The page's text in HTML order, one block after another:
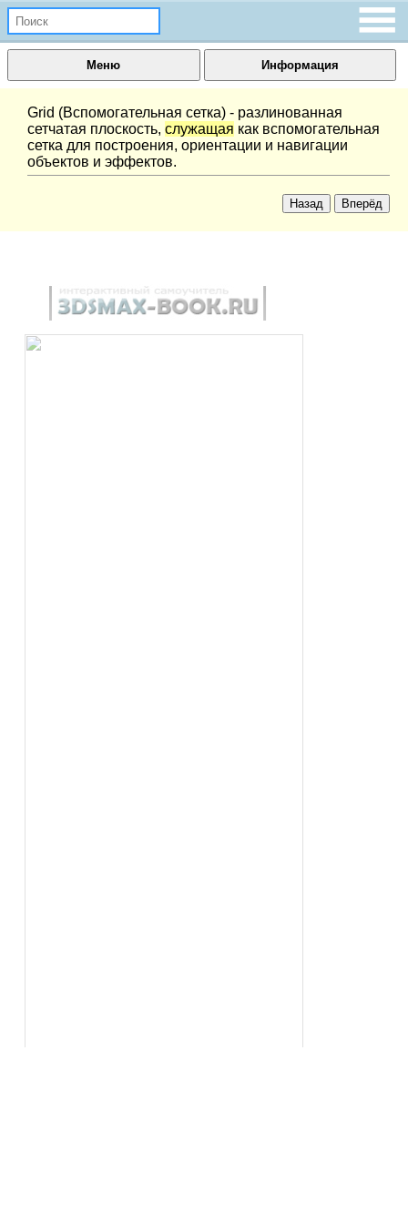
Меню Информация
Grid (Вспомогательная сетка) - разлинованная
сетчатая плоскость, служащая как вспомогательная
сетка для построения, ориентации и навигации
объектов и эффектов.
Назад Вперёд